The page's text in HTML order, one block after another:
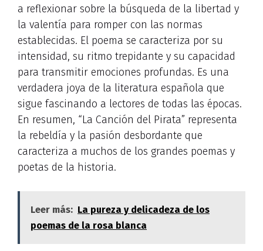
a reflexionar sobre la búsqueda de la libertad y
la valentía para romper con las normas
establecidas. El poema se caracteriza por su
intensidad, su ritmo trepidante y su capacidad
para transmitir emociones profundas. Es una
verdadera joya de la literatura española que
sigue fascinando a lectores de todas las épocas.
En resumen, “La Canción del Pirata” representa
la rebeldía y la pasión desbordante que
caracteriza a muchos de los grandes poemas y
poetas de la historia.
Leer más: La pureza y delicadeza de los
poemas de la rosa blanca